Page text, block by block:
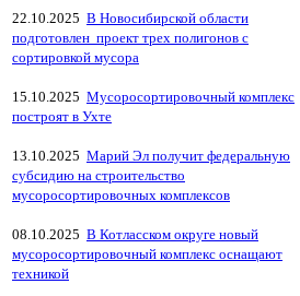
22.10.2025 В Новосибирской области
подготовлен проект трех полигонов с
сортировкой мусора
15.10.2025 Мусоросортировочный комплекс
построят в Ухте
13.10.2025 Марий Эл получит федеральную
субсидию на строительство
мусоросортировочных комплексов
08.10.2025 В Котласском округе новый
мусоросортировочный комплекс оснащают
техникой